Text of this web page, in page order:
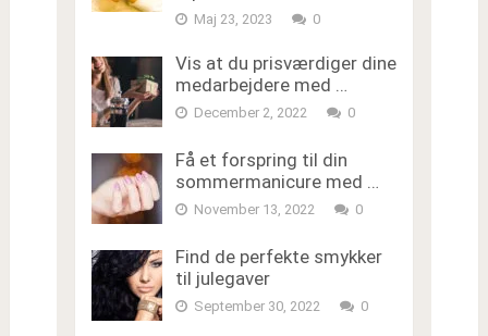
Maj 23, 2023 0
Vis at du prisværdiger dine
medarbejdere med …
December 2, 2022 0
Få et forspring til din
sommermanicure med …
November 13, 2022 0
Find de perfekte smykker
til julegaver
September 30, 2022 0